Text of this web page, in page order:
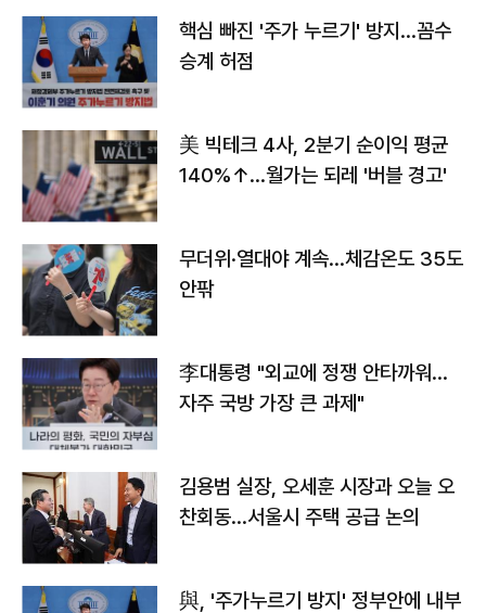
핵심 빠진 '주가 누르기' 방지…꼼수
승계 허점
美 빅테크 4사, 2분기 순이익 평균
140%↑…월가는 되레 '버블 경고'
무더위·열대야 계속…체감온도 35도
안팎
李대통령 "외교에 정쟁 안타까워…
자주 국방 가장 큰 과제"
김용범 실장, 오세훈 시장과 오늘 오
찬회동...서울시 주택 공급 논의
與, '주가누르기 방지' 정부안에 내부